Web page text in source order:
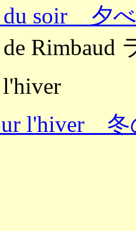
du soir 夕
Rimbaud
l'hiver
l'hiver